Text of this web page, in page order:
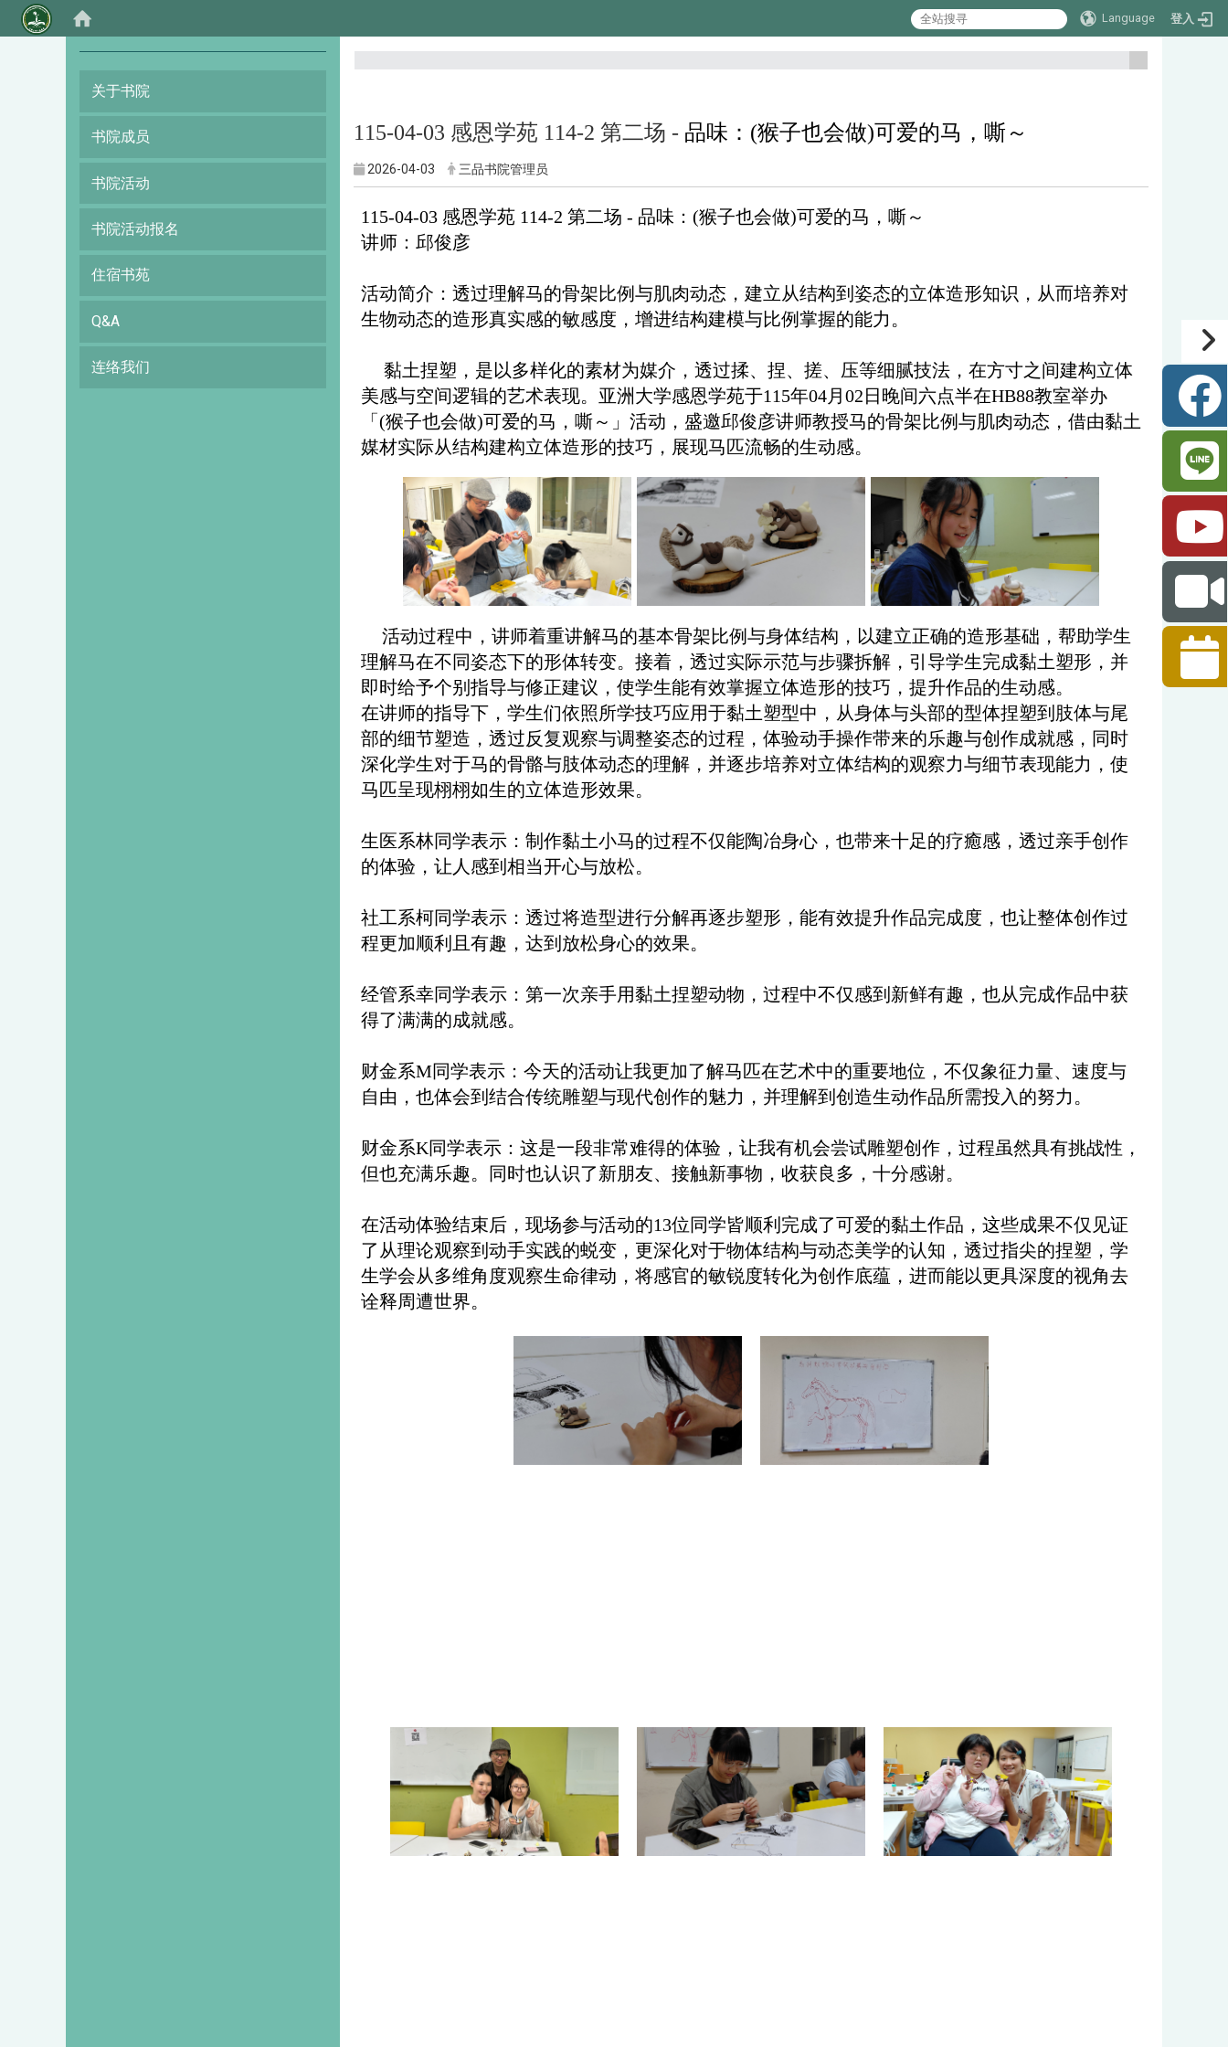
Language 登入
:::
关于书院
书院成员
书院活动
书院活动报名
住宿书苑
Q&A
连络我们
115-04-03 感恩学苑 114-2 第二场 - 品味：(猴子也会做)可爱的马，嘶～
2026-04-03 三品书院管理员
115-04-03 感恩学苑 114-2 第二场 - 品味：(猴子也会做)可爱的马，嘶～
讲师：邱俊彦
活动简介：透过理解马的骨架比例与肌肉动态，建立从结构到姿态的立体造形知识，从而培养对
生物动态的造形真实感的敏感度，增进结构建模与比例掌握的能力。
黏土捏塑，是以多样化的素材为媒介，透过揉、捏、搓、压等细腻技法，在方寸之间建构立体
美感与空间逻辑的艺术表现。亚洲大学感恩学苑于115年04月02日晚间六点半在HB88教室举办
「(猴子也会做)可爱的马，嘶～」活动，盛邀邱俊彦讲师教授马的骨架比例与肌肉动态，借由黏土
媒材实际从结构建构立体造形的技巧，展现马匹流畅的生动感。
活动过程中，讲师着重讲解马的基本骨架比例与身体结构，以建立正确的造形基础，帮助学生
理解马在不同姿态下的形体转变。接着，透过实际示范与步骤拆解，引导学生完成黏土塑形，并
即时给予个别指导与修正建议，使学生能有效掌握立体造形的技巧，提升作品的生动感。
在讲师的指导下，学生们依照所学技巧应用于黏土塑型中，从身体与头部的型体捏塑到肢体与尾
部的细节塑造，透过反复观察与调整姿态的过程，体验动手操作带来的乐趣与创作成就感，同时
深化学生对于马的骨骼与肢体动态的理解，并逐步培养对立体结构的观察力与细节表现能力，使
马匹呈现栩栩如生的立体造形效果。
生医系林同学表示：制作黏土小马的过程不仅能陶冶身心，也带来十足的疗癒感，透过亲手创作
的体验，让人感到相当开心与放松。
社工系柯同学表示：透过将造型进行分解再逐步塑形，能有效提升作品完成度，也让整体创作过
程更加顺利且有趣，达到放松身心的效果。
经管系幸同学表示：第一次亲手用黏土捏塑动物，过程中不仅感到新鲜有趣，也从完成作品中获
得了满满的成就感。
财金系M同学表示：今天的活动让我更加了解马匹在艺术中的重要地位，不仅象征力量、速度与
自由，也体会到结合传统雕塑与现代创作的魅力，并理解到创造生动作品所需投入的努力。
财金系K同学表示：这是一段非常难得的体验，让我有机会尝试雕塑创作，过程虽然具有挑战性，
但也充满乐趣。同时也认识了新朋友、接触新事物，收获良多，十分感谢。
在活动体验结束后，现场参与活动的13位同学皆顺利完成了可爱的黏土作品，这些成果不仅见证
了从理论观察到动手实践的蜕变，更深化对于物体结构与动态美学的认知，透过指尖的捏塑，学
生学会从多维角度观察生命律动，将感官的敏锐度转化为创作底蕴，进而能以更具深度的视角去
诠释周遭世界。